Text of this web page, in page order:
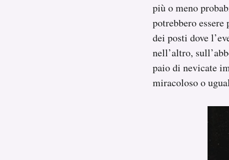
più o meno
potrebbero
dei posti dove
nell’altro,
paio di nevicate
miracoloso o